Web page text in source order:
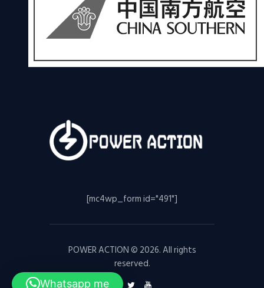
[mc4wp_form id="491"]
POWER ACTION © 2026. All rights
reserved.
Whatsapp me